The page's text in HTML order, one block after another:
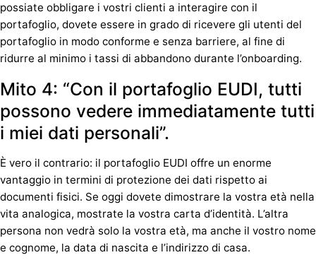
possiate obbligare i vostri clienti a interagire con il
portafoglio, dovete essere in grado di ricevere gli utenti del
portafoglio in modo conforme e senza barriere, al fine di
ridurre al minimo i tassi di abbandono durante l’onboarding.
Mito 4: “Con il portafoglio EUDI, tutti
possono vedere immediatamente tutti
i miei dati personali”.
È vero il contrario: il portafoglio EUDI offre un enorme
vantaggio in termini di protezione dei dati rispetto ai
documenti fisici. Se oggi dovete dimostrare la vostra età nella
vita analogica, mostrate la vostra carta d’identità. L’altra
persona non vedrà solo la vostra età, ma anche il vostro nome
e cognome, la data di nascita e l’indirizzo di casa.